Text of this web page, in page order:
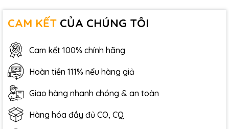
CAM KẾT CỦA CHÚNG TÔI
Cam kết 100% chính hãng
Hoàn tiền 111% nếu hàng giả
Giao hàng nhanh chóng & an toàn
Hàng hóa đầy đủ CO, CQ